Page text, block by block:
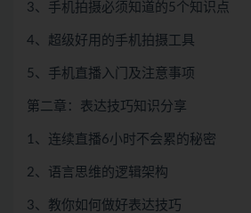
3、手机拍摄必须知道的5个知识点
4、超级好用的手机拍摄工具
5、手机直播入门及注意事项
第二章：表达技巧知识分享
1、连续直播6小时不会累的秘密
2、语言思维的逻辑架构
3、教你如何做好表达技巧